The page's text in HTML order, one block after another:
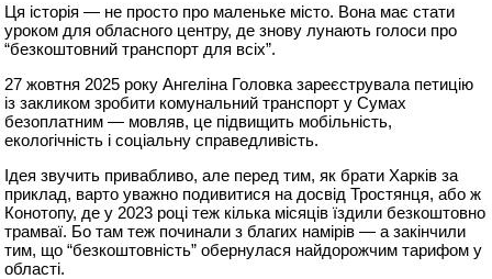
Ця історія — не просто про маленьке місто. Вона має стати
уроком для обласного центру, де знову лунають голоси про
“безкоштовний транспорт для всіх”.
27 жовтня 2025 року Ангеліна Головка зареєструвала петицію
із закликом зробити комунальний транспорт у Сумах
безоплатним — мовляв, це підвищить мобільність,
екологічність і соціальну справедливість.
Ідея звучить привабливо, але перед тим, як брати Харків за
приклад, варто уважно подивитися на досвід Тростянця, або ж
Конотопу, де у 2023 році теж кілька місяців їздили безкоштовно
трамваї. Бо там теж починали з благих намірів — а закінчили
тим, що “безкоштовність” обернулася найдорожчим тарифом у
області.